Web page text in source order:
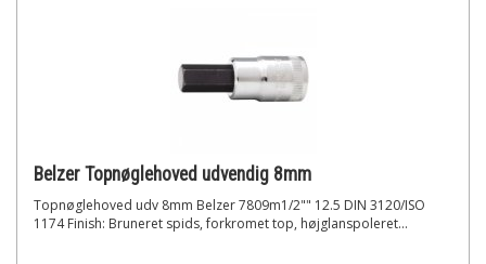
Belzer Topnøglehoved udvendig 8mm
Topnøglehoved udv 8mm Belzer 7809m1/2"" 12.5 DIN 3120/ISO
1174 Finish: Bruneret spids, forkromet top, højglanspoleret...